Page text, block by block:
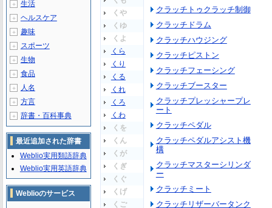
くや
くゆ
くよ
くら
くり
くる
くれ
くろ
くわ
くを
くん
くが
くぎ
くぐ
くげ
くご
クラッチトゥクラッチ制御
クラッチドラム
クラッチハウジング
クラッチピストン
クラッチフェーシング
クラッチブースター
クラッチプレッシャープレ
ート
クラッチペダル
クラッチペダルアシスト機
構
クラッチマスターシリンダ
ー
クラッチミート
クラッチリザーバータンク
＋ 生活
＋ ヘルスケア
＋ 趣味
＋ スポーツ
＋ 生物
＋ 食品
＋ 人名
＋ 方言
＋ 辞書・百科事典
最近追加された辞書
Weblio実用類語辞典
Weblio実用英語辞典
Weblioのサービス